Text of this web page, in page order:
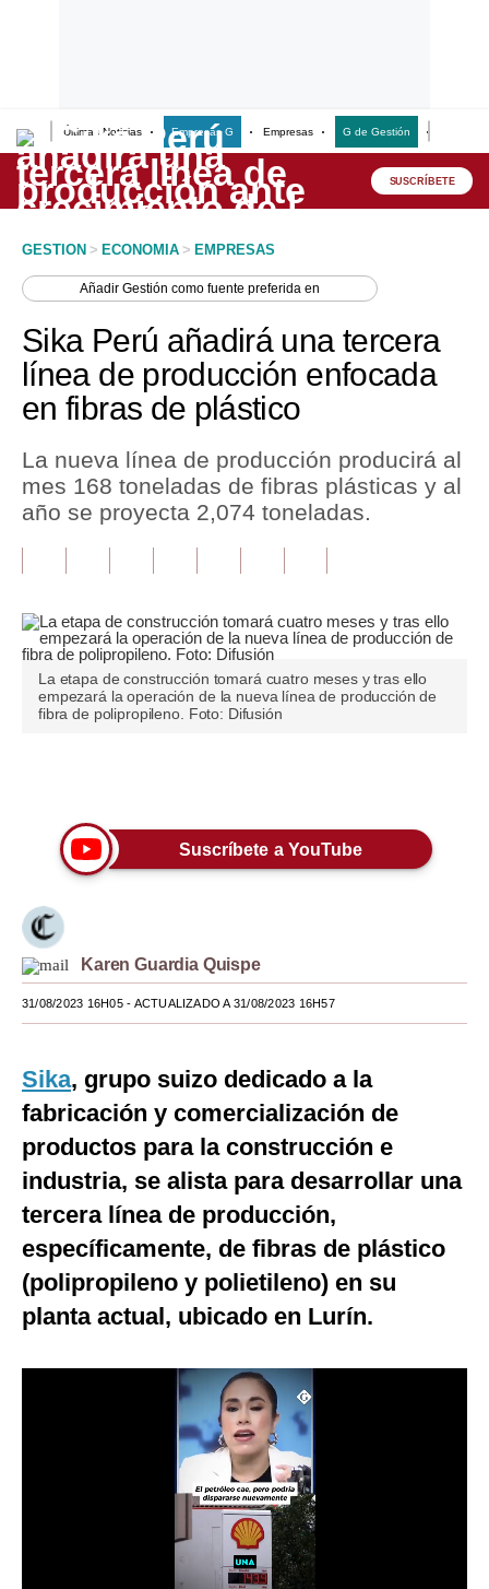
Últimas Noticias Empresas G Empresas G de Gestión
Lo último
Peru Quiosco
Economía
Mercados
Política
Finanzas Personales
Inmobiliarias
Plus G
Opinión
Tendencias
Lujo
Viajes
Moda
EEUU
México
Internacional
Tecnología
SUSCRÍBETE
GESTION > ECONOMIA > EMPRESAS
AñadirGestión como fuente preferida en
Sika Perú añadirá una tercera
línea de producción enfocada
en fibras de plástico
La nueva línea de producción producirá al
mes 168 toneladas de fibras plásticas y al
año se proyecta 2,074 toneladas.
La etapa de construcción tomará cuatro meses y tras ello
empezará la operación de la nueva línea de producción de
fibra de polipropileno. Foto: Difusión
Suscríbete a YouTube
Karen Guardia Quispe
31/08/2023 16H05- ACTUALIZADO A 31/08/2023 16H57
Sika, grupo suizo dedicado a la
fabricación y comercialización de
productos para la construcción e
industria, se alista para desarrollar una
tercera línea de producción,
específicamente, de fibras de plástico
(polipropileno y polietileno) en su
planta actual, ubicado en Lurín.